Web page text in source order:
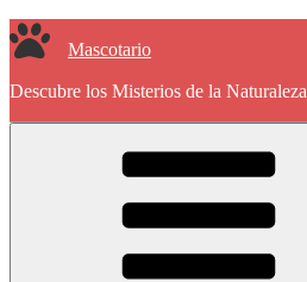
Saltar
al
Mascotario
Descubre los Misterios de la Naturaleza